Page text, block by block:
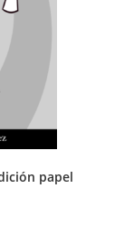
papel